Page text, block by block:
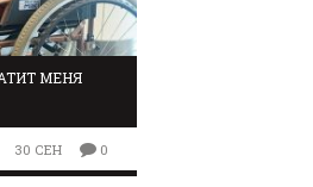
МЕНЯ
30 СЕН 0